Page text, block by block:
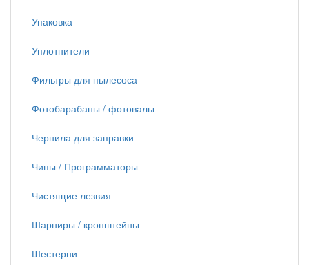
Упаковка
Уплотнители
Фильтры для пылесоса
Фотобарабаны / фотовалы
Чернила для заправки
Чипы / Программаторы
Чистящие лезвия
Шарниры / кронштейны
Шестерни